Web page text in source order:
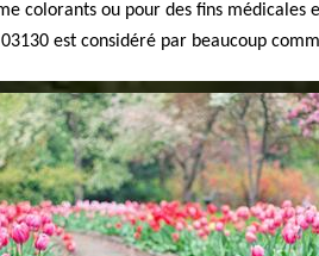
colorants ou pour des fins médicales
est considéré par beaucoup